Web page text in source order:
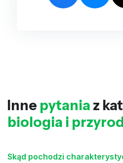
Inne pytania z
biologia i
Skąd pochodzi